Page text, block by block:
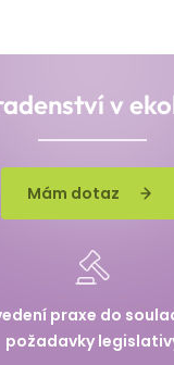
v
Mám dotaz
praxe do
požadavky